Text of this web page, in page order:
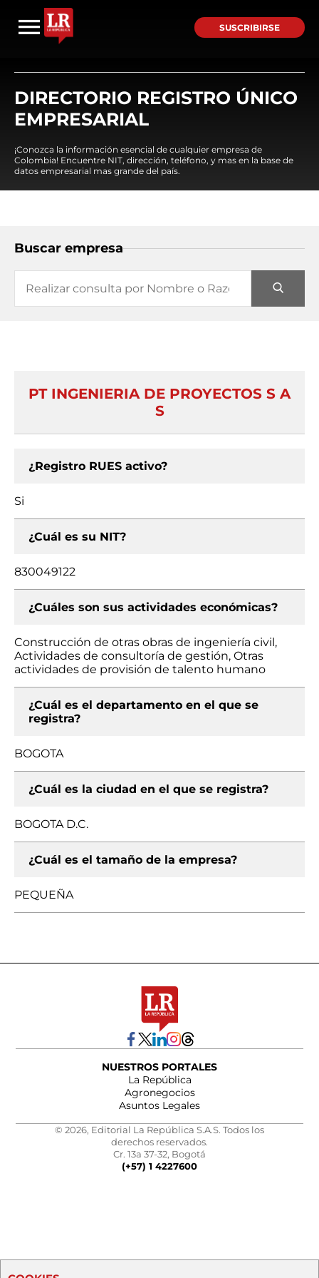
SUSCRIBIRSE
DIRECTORIO REGISTRO ÚNICO
EMPRESARIAL
¡Conozca la información esencial de cualquier empresa de
Colombia! Encuentre NIT, dirección, teléfono, y mas en la base de
datos empresarial mas grande del país.
Buscar empresa
PT INGENIERIA DE PROYECTOS S A
S
¿Registro RUES activo?
Si
¿Cuál es su NIT?
830049122
¿Cuáles son sus actividades económicas?
Construcción de otras obras de ingeniería civil,
Actividades de consultoría de gestión, Otras
actividades de provisión de talento humano
¿Cuál es el departamento en el que se
registra?
BOGOTA
¿Cuál es la ciudad en el que se registra?
BOGOTA D.C.
¿Cuál es el tamaño de la empresa?
PEQUEÑA
NUESTROS PORTALES
La República
Agronegocios
Asuntos Legales
© 2026, Editorial La República S.A.S. Todos los
derechos reservados.
Cr. 13a 37-32, Bogotá
(+57) 1 4227600